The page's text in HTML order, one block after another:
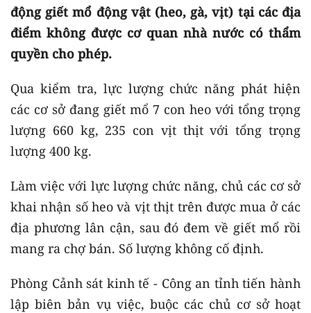
động giết mổ động vật (heo, gà, vịt) tại các địa
điểm không được cơ quan nhà nước có thẩm
quyền cho phép.
Qua kiểm tra, lực lượng chức năng phát hiện
các cơ sở đang giết mổ 7 con heo với tổng trọng
lượng 660 kg, 235 con vịt thịt với tổng trọng
lượng 400 kg.
Làm việc với lực lượng chức năng, chủ các cơ sở
khai nhận số heo và vịt thịt trên được mua ở các
địa phương lân cận, sau đó đem về giết mổ rồi
mang ra chợ bán. Số lượng không cố định.
Phòng Cảnh sát kinh tế - Công an tỉnh tiến hành
lập biên bản vụ việc, buộc các chủ cơ sở hoạt